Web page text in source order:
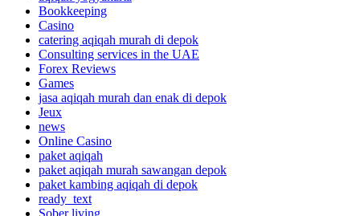
Bookkeeping
Casino
catering aqiqah murah di depok
Consulting services in the UAE
Forex Reviews
Games
jasa aqiqah murah dan enak di depok
Jeux
news
Online Casino
paket aqiqah
paket aqiqah murah sawangan depok
paket kambing aqiqah di depok
ready_text